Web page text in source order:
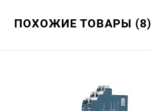
ПОХОЖИЕ ТОВАРЫ (8)